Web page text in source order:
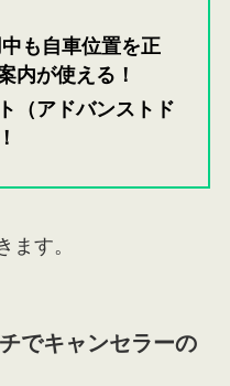
も自車位置を正
内が使える！
（アドバンストド
ます。
でキャンセラーの